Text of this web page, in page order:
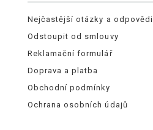
Nejčastější otázky a odpovědi
Odstoupit od smlouvy
Reklamační formulář
Doprava a platba
Obchodní podmínky
Ochrana osobních údajů